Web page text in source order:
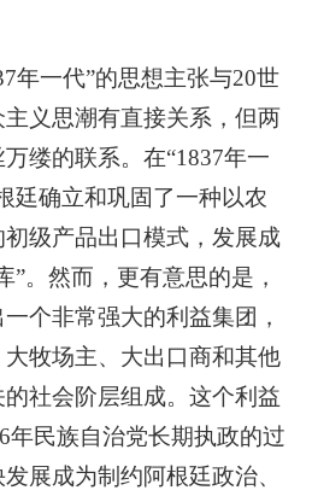
年一代”的思想主张与20世
义思潮有直接关系，但两
缕的联系。在“1837年一
廷确立和巩固了一种以农
级产品出口模式，发展成
”。然而，更有意思的是，
个非常强大的利益集团，
牧场主、大出口商和其他
社会阶层组成。这个利益
民族自治党长期执政的过
展成为制约阿根廷政治、